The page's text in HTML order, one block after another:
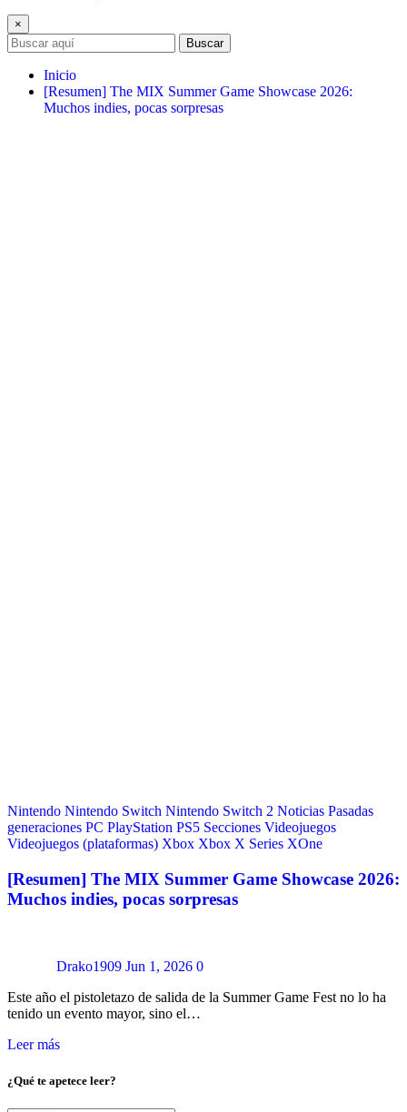
×
Buscar
Inicio
[Resumen] The MIX Summer Game Showcase 2026:
Muchos indies, pocas sorpresas
Nintendo Nintendo Switch Nintendo Switch 2 Noticias Pasadas
generaciones PC PlayStation PS5 Secciones Videojuegos
Videojuegos (plataformas) Xbox Xbox X Series XOne
[Resumen] The MIX Summer Game Showcase 2026:
Muchos indies, pocas sorpresas
Drako1909 Jun 1, 2026 0
Este año el pistoletazo de salida de la Summer Game Fest no lo ha
tenido un evento mayor, sino el…
Leer más
¿Qué te apetece leer?